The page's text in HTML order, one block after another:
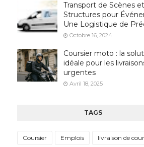
Transport de Scènes
Structures pour
Une Logistique de
Octobre 16, 2024
Coursier moto : la
idéale pour les
urgentes
Avril 18, 2025
TAGS
Coursier Emplois livraison de